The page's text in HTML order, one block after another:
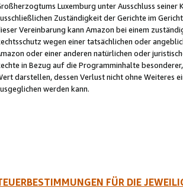
Luxemburg unter Ausschluss
Zuständigkeit der Gerichte im
Vereinbarung kann Amazon bei einem
wegen einer tatsächlichen oder
oder einer anderen natürlichen oder
in Bezug auf die Programminhalte
darstellen, dessen Verlust nicht ohne Weiteres
werden kann.
FÜR DIE